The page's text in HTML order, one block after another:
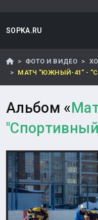
SOPKA.RU
ФОТО И ВИДЕО
МАТЧ "ЮЖНЫЙ-41" -
Альбом «